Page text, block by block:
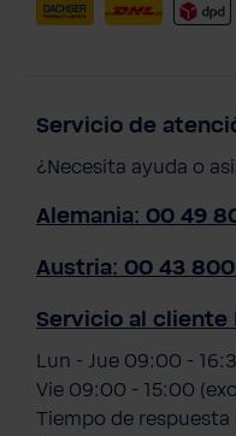
Servicio de
¿Necesita ayuda o
Alemania: 00 49
Austria: 00 43
Servicio al cliente
Lun - Jue 09:00 -
Vie 09:00 - 15:00
Tiempo de